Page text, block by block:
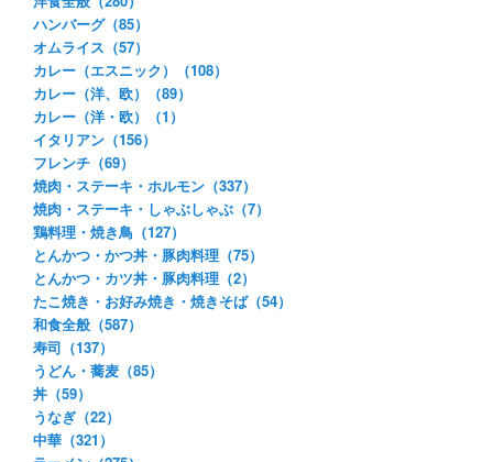
ハンバーグ（85）
オムライス（57）
カレー（エスニック）（108）
カレー（洋、欧）（89）
カレー（洋・欧）（1）
イタリアン（156）
フレンチ（69）
焼肉・ステーキ・ホルモン（337）
焼肉・ステーキ・しゃぶしゃぶ（7）
鶏料理・焼き鳥（127）
とんかつ・かつ丼・豚肉料理（75）
とんかつ・カツ丼・豚肉料理（2）
たこ焼き・お好み焼き・焼きそば（54）
和食全般（587）
寿司（137）
うどん・蕎麦（85）
丼（59）
うなぎ（22）
中華（321）